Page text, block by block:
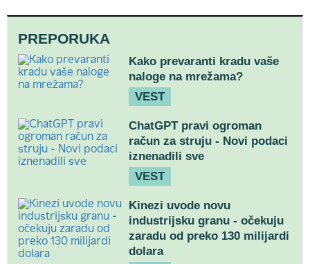
PREPORUKA
Kako prevaranti kradu vaše
naloge na mrežama?
VEST
ChatGPT pravi ogroman
račun za struju - Novi podaci
iznenadili sve
VEST
Kinezi uvode novu
industrijsku granu - očekuju
zaradu od preko 130 milijardi
dolara